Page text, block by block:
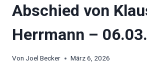
Abschied von
Herrmann –
Von Joel Becker März 6, 2026